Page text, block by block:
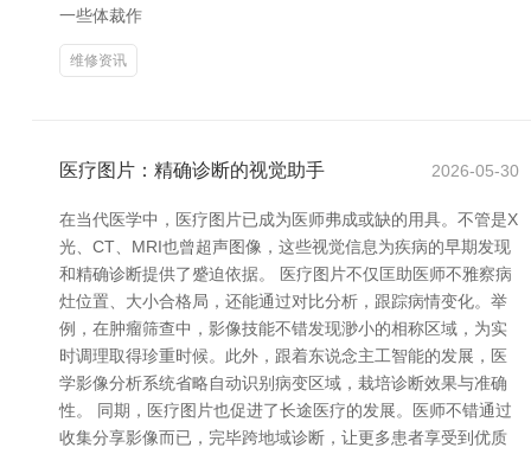
一些体裁作
维修资讯
医疗图片：精确诊断的视觉助手 2026-05-30
在当代医学中，医疗图片已成为医师弗成或缺的用具。不管是X
光、CT、MRI也曾超声图像，这些视觉信息为疾病的早期发现
和精确诊断提供了蹙迫依据。 医疗图片不仅匡助医师不雅察病
灶位置、大小合格局，还能通过对比分析，跟踪病情变化。举
例，在肿瘤筛查中，影像技能不错发现渺小的相称区域，为实
时调理取得珍重时候。此外，跟着东说念主工智能的发展，医
学影像分析系统省略自动识别病变区域，栽培诊断效果与准确
性。 同期，医疗图片也促进了长途医疗的发展。医师不错通过
收集分享影像而已，完毕跨地域诊断，让更多患者享受到优质